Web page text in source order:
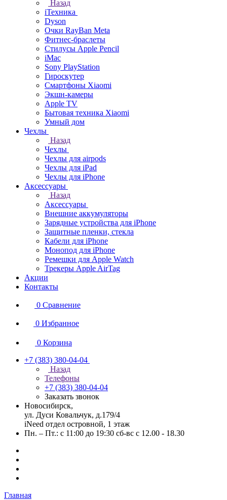
Назад
iТехника
Dyson
Очки RayBan Meta
Фитнес-браслеты
Стилусы Apple Pencil
iMac
Sony PlayStation
Гироскутер
Смартфоны Xiaomi
Экшн-камеры
Apple TV
Бытовая техника Xiaomi
Умный дом
Чехлы
Назад
Чехлы
Чехлы для airpods
Чехлы для iPad
Чехлы для iPhone
Аксессуары
Назад
Аксессуары
Внешние аккумуляторы
Зарядные устройства для iPhone
Защитные пленки, стекла
Кабели для iPhone
Монопод для iPhone
Ремешки для Apple Watch
Трекеры Apple AirTag
Акции
Контакты
0 Сравнение
0 Избранное
0 Корзина
+7 (383) 380-04-04
Назад
Телефоны
+7 (383) 380-04-04
Заказать звонок
Новосибирск,
ул. Дуси Ковальчук, д.179/4
iNeed отдел островной, 1 этаж
Пн. – Пт.: с 11:00 до 19:30 сб-вс с 12.00 - 18.30
Главная